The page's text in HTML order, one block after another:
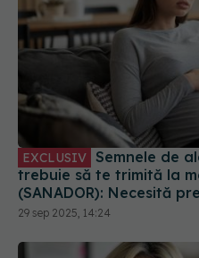
Semnele de alarmă din sarcină care
trebuie să te trimită la
(SANADOR): Necesită
29 sep 2025, 14:24